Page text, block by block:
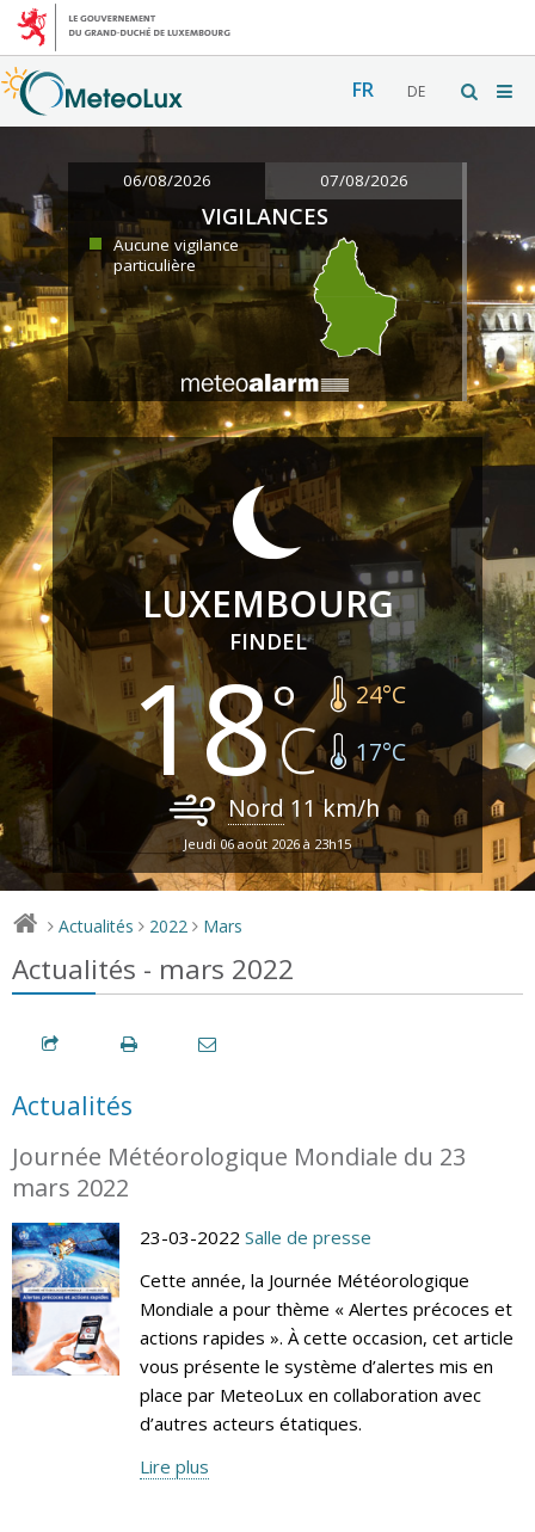
FR DE
06/08/2026 07/08/2026
VIGILANCES
Aucune vigilance
particulière
LUXEMBOURG
FINDEL
18 24°C
17°C
Nord 11km/h
Jeudi 06 août 2026 à 23h15
> Actualités > 2022 > Mars
Actualités - mars 2022
Actualités
Journée Météorologique Mondiale du 23
mars 2022
23-03-2022 Salle de presse
Cette année, la Journée Météorologique
Mondiale a pour thème « Alertes précoces et
actions rapides ». À cette occasion, cet article
vous présente le système d’alertes mis en
place par MeteoLux en collaboration avec
d’autres acteurs étatiques.
Lire plus